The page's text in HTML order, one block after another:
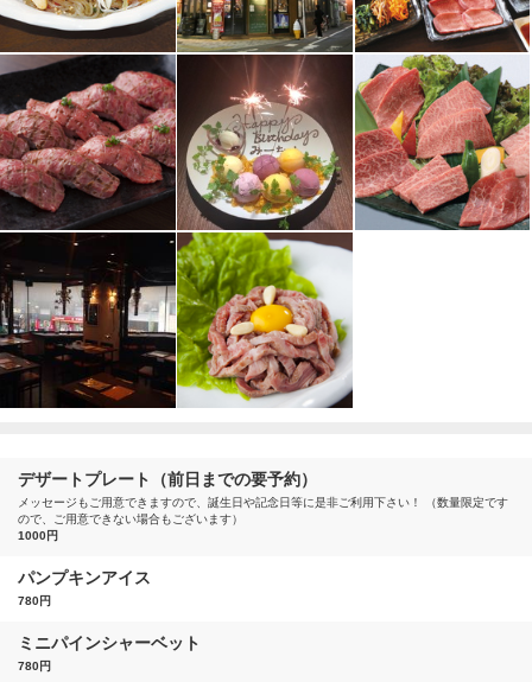
デザートプレート（前日までの要予約）
メッセージもご用意できますので、誕生日や記念日等に是非ご利用下さい！ （数量限定です
ので、ご用意できない場合もございます）
1000円
パンプキンアイス
780円
ミニパインシャーベット
780円